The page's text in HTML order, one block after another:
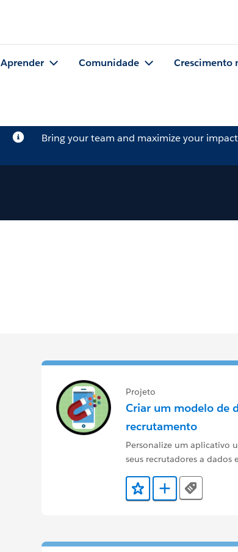
Aprender Comunidade Crescimento
Bring your team and maximize your
Projeto
Criar um modelo de
recrutamento
Personalize um aplicativo
seus recrutadores a dados
Adicionar a Favoritos
Adicionar a
Tags